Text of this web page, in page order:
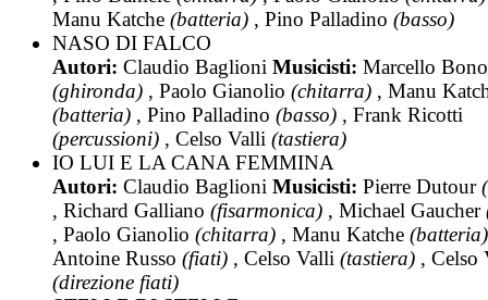
Manu Katche (batteria) , Pino Palladino (basso)
NASO DI FALCO
Autori: Claudio Baglioni Musicisti: Marcello Bono
(ghironda) , Paolo Gianolio (chitarra) , Manu
(batteria) , Pino Palladino (basso) , Frank Ricotti
(percussioni) , Celso Valli (tastiera)
IO LUI E LA CANA FEMMINA
Autori: Claudio Baglioni Musicisti: Pierre Dutour
, Richard Galliano (fisarmonica) , Michael Gaucher
, Paolo Gianolio (chitarra) , Manu Katche (batteria)
Antoine Russo (fiati) , Celso Valli (tastiera) , Celso
(direzione fiati)